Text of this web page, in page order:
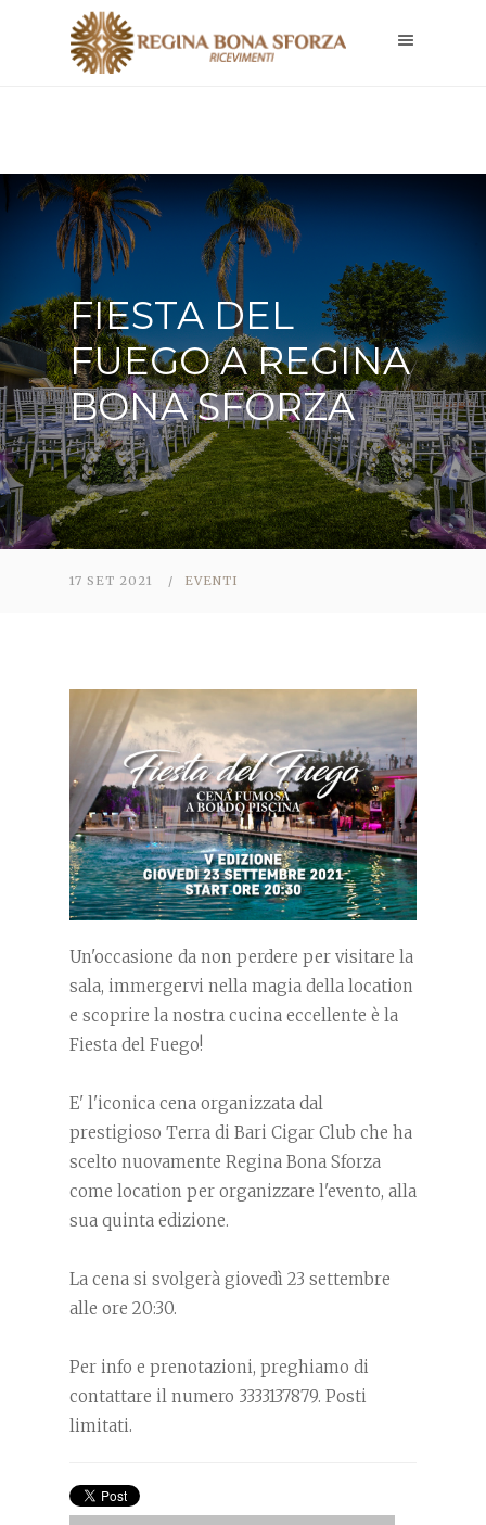
FIESTA DEL
FUEGO A REGINA
BONA SFORZA
17 SET 2021 / EVENTI
Un'occasione da non perdere per visitare la
sala, immergervi nella magia della location
e scoprire la nostra cucina eccellente è la
Fiesta del Fuego!
E' l'iconica cena organizzata dal
prestigioso Terra di Bari Cigar Club che ha
scelto nuovamente Regina Bona Sforza
come location per organizzare l'evento, alla
sua quinta edizione.
La cena si svolgerà giovedì 23 settembre
alle ore 20:30.
Per info e prenotazioni, preghiamo di
contattare il numero 3333137879. Posti
limitati.